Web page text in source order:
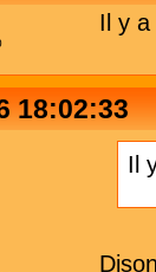
Il y
18:02:33
Il